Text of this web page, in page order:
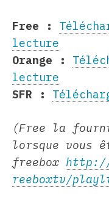
Free :
lecture
Orange :
lecture
SFR :
(Free la
lorsque vous
freebox http://
reeboxtv/